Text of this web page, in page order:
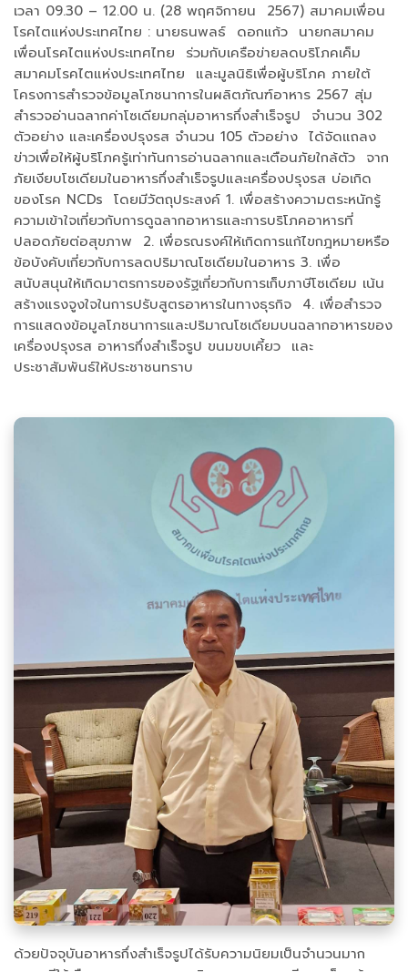
เวลา 09.30 – 12.00 น. (28 พฤศจิกายน 2567) สมาคมเพื่อน
โรคไตแห่งประเทศไทย : นายธนพลธ์ ดอกแก้ว นายกสมาคม
เพื่อนโรคไตแห่งประเทศไทย ร่วมกับเครือข่ายลดบริโภคเค็ม
สมาคมโรคไตแห่งประเทศไทย และมูลนิธิเพื่อผู้บริโภค ภายใต้
โครงการสำรวจข้อมูลโภชนาการในผลิตภัณฑ์อาหาร 2567 สุ่ม
สำรวจอ่านฉลากค่าโซเดียมกลุ่มอาหารกึ่งสำเร็จรูป จำนวน 302
ตัวอย่าง และเครื่องปรุงรส จำนวน 105 ตัวอย่าง ได้จัดแถลง
ข่าวเพื่อให้ผู้บริโภครู้เท่าทันการอ่านฉลากและเตือนภัยใกล้ตัว จาก
ภัยเงียบโซเดียมในอาหารกึ่งสำเร็จรูปและเครื่องปรุงรส บ่อเกิด
ของโรค NCDs โดยมีวัตถุประสงค์ 1. เพื่อสร้างความตระหนักรู้
ความเข้าใจเกี่ยวกับการดูฉลากอาหารและการบริโภคอาหารที่
ปลอดภัยต่อสุขภาพ 2. เพื่อรณรงค์ให้เกิดการแก้ไขกฎหมายหรือ
ข้อบังคับเกี่ยวกับการลดปริมาณโซเดียมในอาหาร 3. เพื่อ
สนับสนุนให้เกิดมาตรการของรัฐเกี่ยวกับการเก็บภาษีโซเดียม เน้น
สร้างแรงจูงใจในการปรับสูตรอาหารในทางธุรกิจ 4. เพื่อสำรวจ
การแสดงข้อมูลโภชนาการและปริมาณโซเดียมบนฉลากอาหารของ
เครื่องปรุงรส อาหารกึ่งสำเร็จรูป ขนมขบเคี้ยว และ
ประชาสัมพันธ์ให้ประชาชนทราบ
ด้วยปัจจุบันอาหารกึ่งสำเร็จรูปได้รับความนิยมเป็นจำนวนมาก